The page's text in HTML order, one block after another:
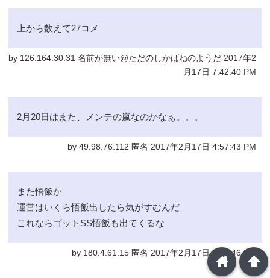
上から数えて27コメ
by 126.164.30.31 名前が無い@ただのしかばねのようだ 2017年2
月17日 7:42:40 PM
2月20日はまた、メンテの嵐なのかなぁ。。。
by 49.98.76.112 匿名 2017年2月17日 4:57:43 PM
また悟飯か
運営はいくら悟飯出したら気がすむんだ
これならゴットSS悟飯も出てくるな
by 180.4.61.15 匿名 2017年2月17日 4:48:46 PMarrowup
home